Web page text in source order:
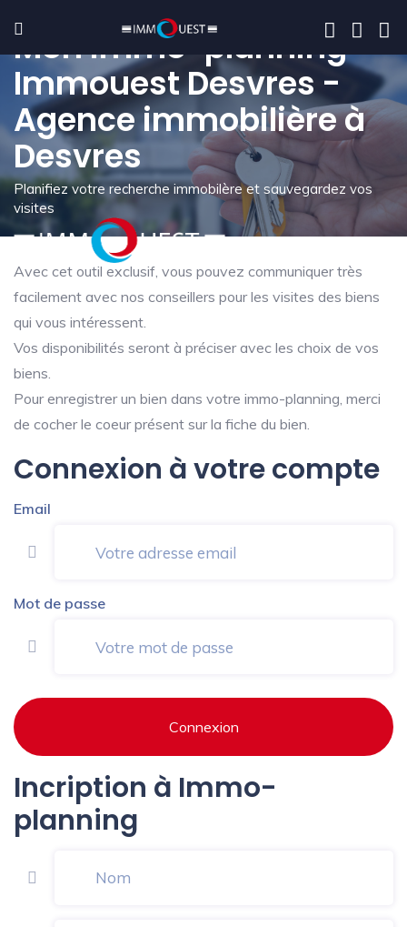
Mon immo-planning -
Immouest Desvres -
Agence immobilière à
Desvres
Planifiez votre recherche immobilère et sauvegardez vos
visites
Avec cet outil exclusif, vous pouvez communiquer très
facilement avec nos conseillers pour les visites des biens
qui vous intéressent.
Vos disponibilités seront à préciser avec les choix de vos
biens.
Pour enregistrer un bien dans votre immo-planning, merci
de cocher le coeur présent sur la fiche du bien.
Connexion à votre compte
Email
Mot de passe
Connexion
Incription à Immo-
planning